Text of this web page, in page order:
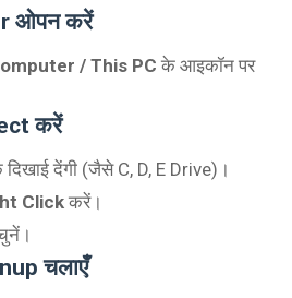
ओपन करें
/ This PC के आइकॉन पर
करें
देंगी (जैसे C, D, E Drive)।
Click करें।
चलाएँ